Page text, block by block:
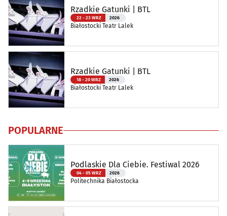
Rzadkie Gatunki | BTL
22 - 23 WRZ 2026
Białostocki Teatr Lalek
Rzadkie Gatunki | BTL
18 - 20 WRZ 2026
Białostocki Teatr Lalek
POPULARNE
Podlaskie Dla Ciebie. Festiwal 2026
04 - 05 WRZ 2026
Politechnika Białostocka